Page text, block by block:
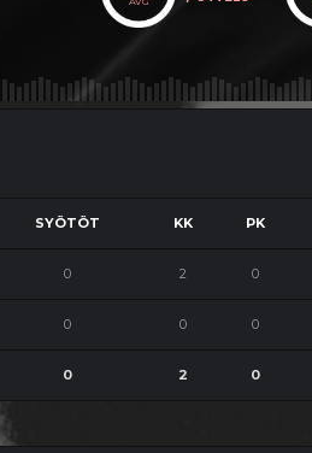
SYÖTÖT KK PK
0 2 0
0 0 0
0 2 0